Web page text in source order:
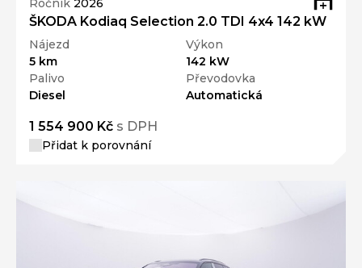
Ročník 2026
ŠKODA Kodiaq Selection 2.0 TDI 4x4 142 kW
Nájezd
5 km
Výkon
142 kW
Palivo
Diesel
Převodovka
Automatická
1 554 900 Kč s DPH
Přidat k porovnání